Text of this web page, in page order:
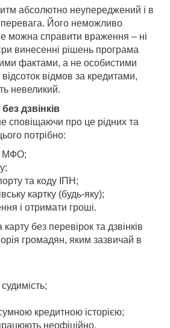
абсолютно неупереджений і в
Його неможливо
можна справити враження – ні
винесенні рішень програма
фактами, а не особистими
відмов за кредитами,
невеликий.
дзвінків
сповіщаючи про це рідних та
потрібно:
МФО;
та коду ІПН;
картку (будь-яку);
і отримати гроші.
без перевірок та дзвінків
громадян, яким зазвичай в
кредитною історією;
неофіційно.